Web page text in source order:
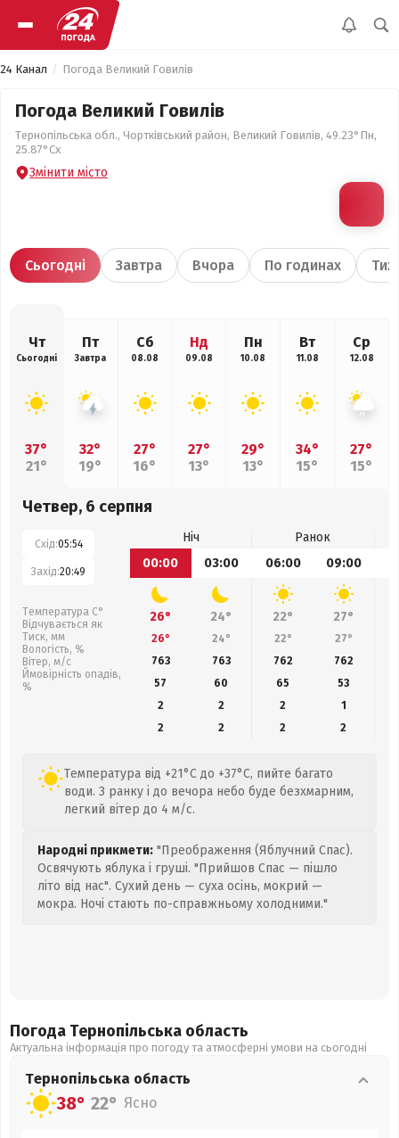
24 Канал Погода Великий Говилів
Погода Великий Говилів
Тернопільська обл., Чортківський район, Великий Говилів, 49.23°Пн,
25.87°Сх
Змінити місто
Сьогодні Завтра Вчора По годинах
Чт
Сьогодні
37°
21°
Пт
Завтра
32°
19°
Сб
08.08
27°
16°
Нд
09.08
27°
13°
Пн
10.08
29°
13°
Вт
11.08
34°
15°
Ср
12.08
27°
15°
Четвер, 6 серпня
Схід:05:54
Захід:20:49
Температура С°
Відчувається як
Тиск, мм
Вологість, %
Вітер, м/с
Ймовірність опадів,
%
Ніч
Ранок
00:00
03:00 06:00 09:00
26° 24° 22° 27°
26° 24° 22° 27°
763
763 762 762
57
60 65
53
2
2 2
1
2
2 2 2
Температура від +21°C до +37°C, пийте багато
води. З ранку і до вечора небо буде безхмарним,
легкий вітер до 4 м/с.
Народні прикмети: "Преображення (Яблучний Спас).
Освячують яблука і груші. "Прийшов Спас — пішло
літо від нас". Сухий день — суха осінь, мокрий —
мокра. Ночі стають по-справжньому холодними."
Погода Тернопільська область
Актуальна інформація про погоду та атмосферні умови на сьогодні
Тернопільська область
38° 22° Ясно